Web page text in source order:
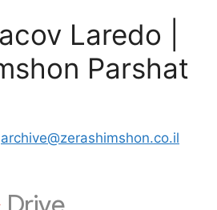
Laredo |
Parshat
archive@zerashimshon.co.il